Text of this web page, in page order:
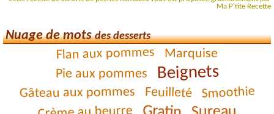
Ma P'tite Recette
Nuage de motsdes desserts
Flan aux pommes Marquise
Pie aux pommes Beignets
Gâteau aux pommes Feuilleté Smoothie